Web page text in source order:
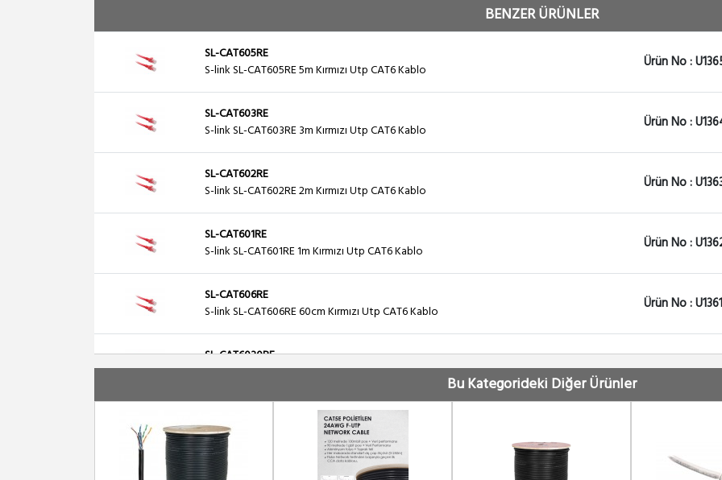
BENZER ÜRÜNLER
SL-CAT605RE
S-link SL-CAT605RE 5m Kırmızı Utp CAT6 Kablo
Ürün No :
SL-CAT603RE
S-link SL-CAT603RE 3m Kırmızı Utp CAT6 Kablo
Ürün No :
SL-CAT602RE
S-link SL-CAT602RE 2m Kırmızı Utp CAT6 Kablo
Ürün No :
SL-CAT601RE
S-link SL-CAT601RE 1m Kırmızı Utp CAT6 Kablo
Ürün No :
SL-CAT606RE
S-link SL-CAT606RE 60cm Kırmızı Utp CAT6 Kablo
Ürün No : U1361
SL-CAT6030RE
S-link SL-CAT6030RE 30cm Kırmızı Utp CAT6 Kablo
Ürün No :
Bu Kategorideki Diğer Ürünler